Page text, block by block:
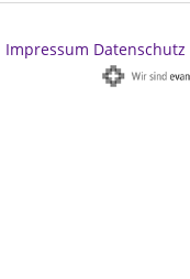
Impressum Datenschutz